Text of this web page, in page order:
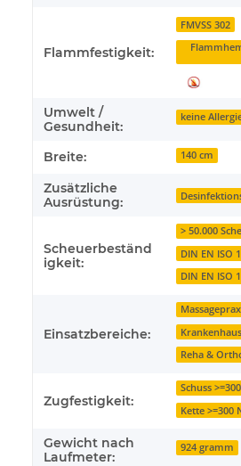
Flammfestigkeit:
FMVSS 302
Umwelt /
Gesundheit:
keine
Breite: 140 cm
Zusätzliche
Ausrüstung:
Scheuerbeständ
igkeit:
> 50.000
DIN EN ISO
DIN EN ISO
Einsatzbereiche:
Reha &
Zugfestigkeit:
Schuss
Kette >=300
Gewicht nach
Laufmeter:
924 gramm